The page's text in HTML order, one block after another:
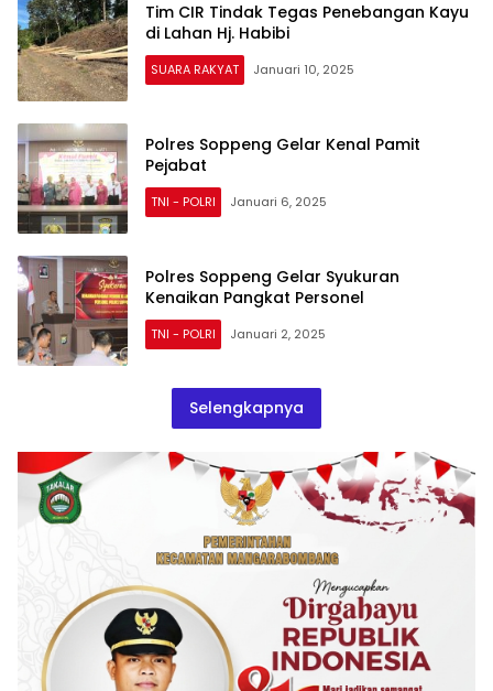
Tim CIR Tindak Tegas Penebangan Kayu
di Lahan Hj. Habibi
SUARA RAKYAT Januari 10, 2025
Polres Soppeng Gelar Kenal Pamit
Pejabat
TNI - POLRI Januari 6, 2025
Polres Soppeng Gelar Syukuran
Kenaikan Pangkat Personel
TNI - POLRI Januari 2, 2025
Selengkapnya